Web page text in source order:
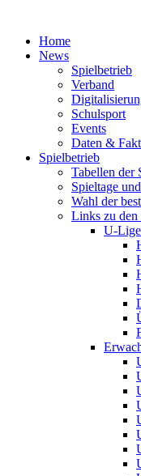
Home
News
Spielbetrieb
Verband
Schulsport
Events
Daten &
Spielbetrieb
Tabellen der
Spieltage
Wahl der
Links zu den
U-